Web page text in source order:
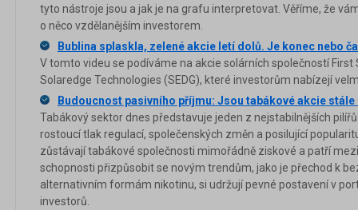
tyto nástroje jsou a jak je na grafu interpretovat. Věříme, že
o něco vzdělanějším investorem.
Bublina splaskla, zelené akcie letí dolů. Je konec nebo
V tomto videu se podíváme na akcie solárních společností First
Solaredge Technologies (SEDG), které investorům nabízejí
Budoucnost pasivního příjmu: Jsou tabákové akcie
Tabákový sektor dnes představuje jeden z nejstabilnějších
rostoucí tlak regulací, společenských změn a posilující
zůstávají tabákové společnosti mimořádně ziskové a patří
schopnosti přizpůsobit se novým trendům, jako je přechod k
alternativním formám nikotinu, si udržují pevné postavení v
investorů.